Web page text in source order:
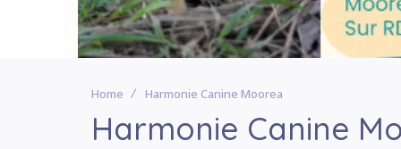
Home Harmonie Canine Moorea
Harmonie Canine